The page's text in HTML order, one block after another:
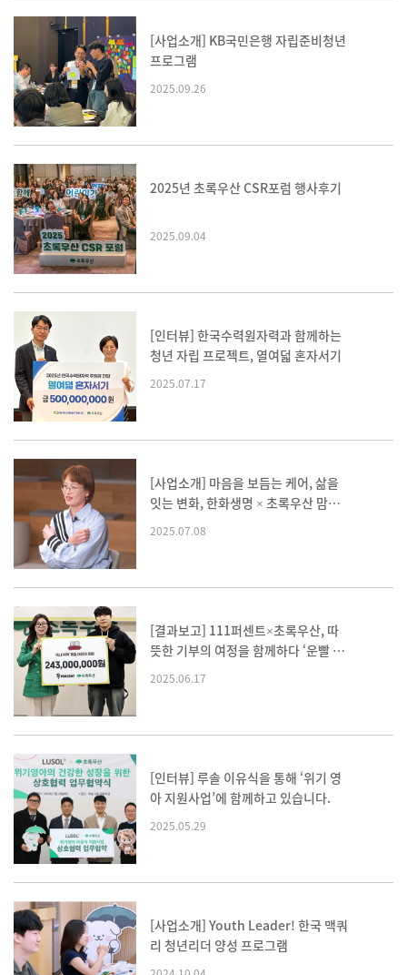
열기
[사업소개] KB국민은행 자립준비청년
프로그램
2025.09.26
2025년 초록우산 CSR포럼 행사후기
2025.09.04
[인터뷰] 한국수력원자력과 함께하는
청년 자립 프로젝트, 열여덟 혼자서기
2025.07.17
[사업소개] 마음을 보듬는 케어, 삶을
잇는 변화, 한화생명 × 초록우산 맘스
케어
2025.07.08
[결과보고] 111퍼센트×초록우산, 따
뜻한 기부의 여정을 함께하다 ‘운빨 희
망 캠페인’
2025.06.17
[인터뷰] 루솔 이유식을 통해 ‘위기 영
아 지원사업’에 함께하고 있습니다.
2025.05.29
[사업소개] Youth Leader! 한국 맥쿼
리 청년리더 양성 프로그램